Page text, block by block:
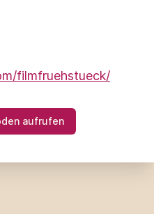
filmfruehstueck/
aufrufen